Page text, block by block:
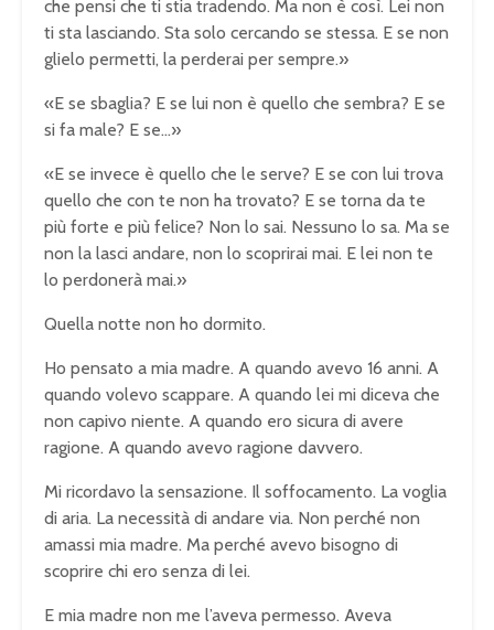
che pensi che ti stia tradendo. Ma non è così. Lei non
ti sta lasciando. Sta solo cercando se stessa. E se non
glielo permetti, la perderai per sempre.»
«E se sbaglia? E se lui non è quello che sembra? E se
si fa male? E se…»
«E se invece è quello che le serve? E se con lui trova
quello che con te non ha trovato? E se torna da te
più forte e più felice? Non lo sai. Nessuno lo sa. Ma se
non la lasci andare, non lo scoprirai mai. E lei non te
lo perdonerà mai.»
Quella notte non ho dormito.
Ho pensato a mia madre. A quando avevo 16 anni. A
quando volevo scappare. A quando lei mi diceva che
non capivo niente. A quando ero sicura di avere
ragione. A quando avevo ragione davvero.
Mi ricordavo la sensazione. Il soffocamento. La voglia
di aria. La necessità di andare via. Non perché non
amassi mia madre. Ma perché avevo bisogno di
scoprire chi ero senza di lei.
E mia madre non me l’aveva permesso. Aveva